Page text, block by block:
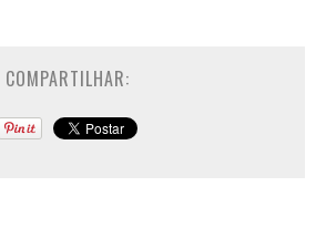
COMPARTILHAR: